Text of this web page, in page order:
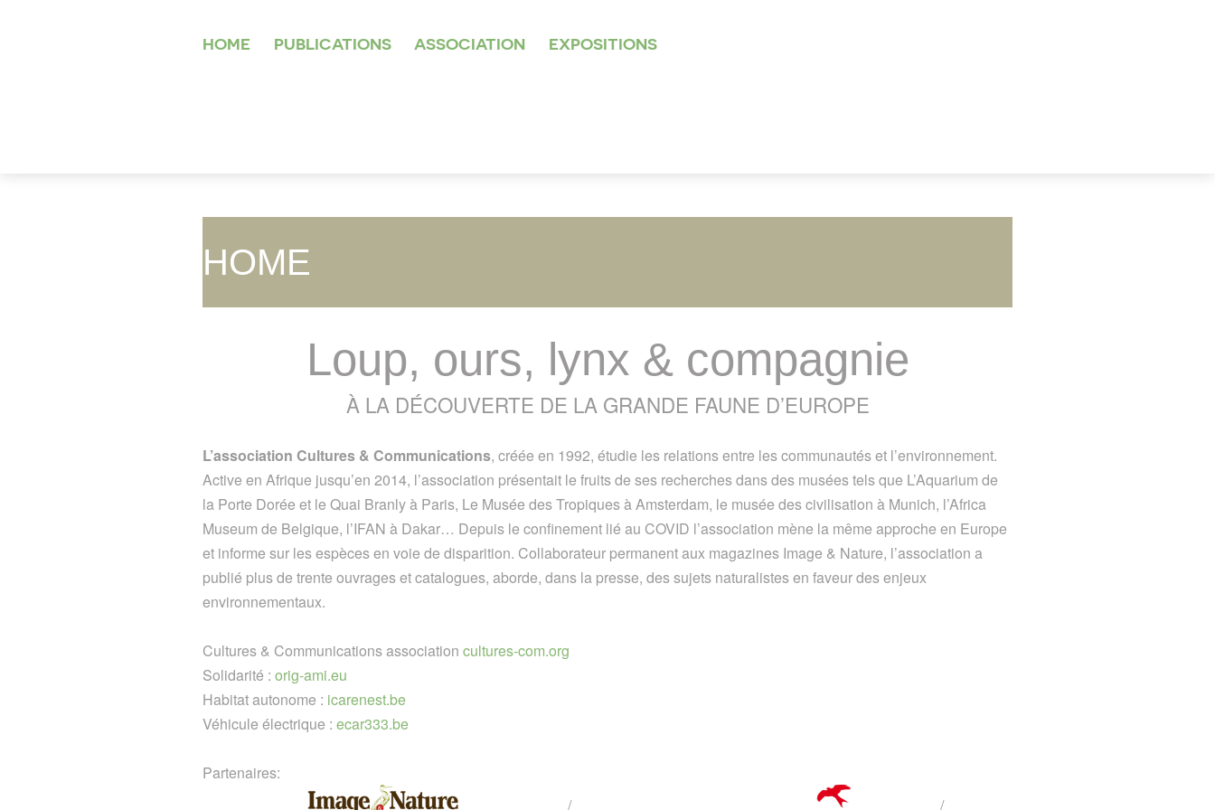
HOME PUBLICATIONS ASSOCIATION EXPOSITIONS
HOME
Loup, ours, lynx & compagnie
À LA DÉCOUVERTE DE LA GRANDE FAUNE D’EUROPE
L’association Cultures & Communications, créée en 1992, étudie les relations entre les communautés et l’environnement.
Active en Afrique jusqu’en 2014, l’association présentait le fruits de ses recherches dans des musées tels que L’Aquarium de
la Porte Dorée et le Quai Branly à Paris, Le Musée des Tropiques à Amsterdam, le musée des civilisation à Munich, l’Africa
Museum de Belgique, l’IFAN à Dakar… Depuis le confinement lié au COVID l’association mène la même approche en Europe
et informe sur les espèces en voie de disparition. Collaborateur permanent aux magazines Image & Nature, l’association a
publié plus de trente ouvrages et catalogues, aborde, dans la presse, des sujets naturalistes en faveur des enjeux
environnementaux.
Cultures & Communications association cultures-com.org
Solidarité : orig-ami.eu
Habitat autonome : icarenest.be
Véhicule électrique : ecar333.be
Partenaires:
/
/